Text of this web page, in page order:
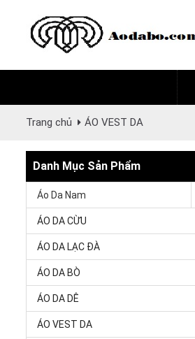
Trang chủ ÁO VEST DA
Danh Mục Sản Phẩm
Áo Da Nam
ÁO DA CỪU
ÁO DA LẠC ĐÀ
ÁO DA BÒ
ÁO DA DÊ
ÁO VEST DA